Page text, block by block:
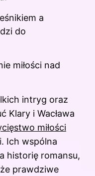
a
do
miłości nad
intryg oraz
Klary i Wacława
miłości
Ich wspólna
historię romansu,
prawdziwe